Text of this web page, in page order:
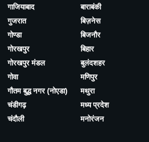
गाजियाबाद
गुजरात
गोण्डा
गोरखपुर
गोरखपुर मंडल
गोवा
गौतम बुद्ध नगर (नोएडा)
चंडीगढ़
चंदौली
बाराबंकी
बिज़नेस
बिजनौर
बिहार
बुलंदशहर
मणिपुर
मथुरा
मध्य प्रदेश
मनोरंजन